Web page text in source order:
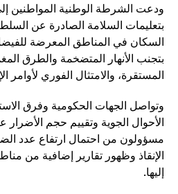
ودعت الشرطة الوطنية المواطنين
بتعليمات السلامة الصادرة عن
السكان في المناطق المعرضة
بتجنب الأنهار المتضخمة والطرق
المستقرة، والامتثال الفوري لأوامر
وتواصل الجهات الحكومية وفرق
الأحوال الجوية وتقييم حجم الأضرار
مسؤولون من احتمال ارتفاع عدد
الإنقاذ وظهور تقارير إضافية من
إليها.